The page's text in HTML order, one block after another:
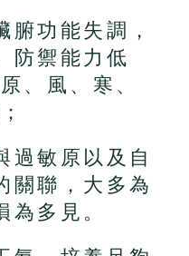
腑功能失調，
防禦能力低
、風、寒、
過敏原以及自
關聯，大多為
為多見。